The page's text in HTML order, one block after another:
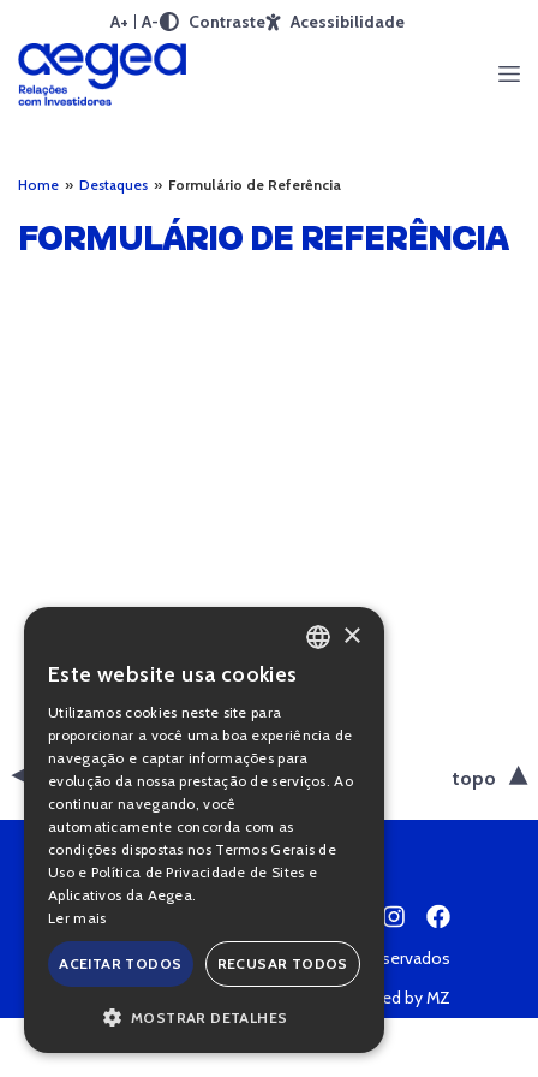
A+ A- Contraste Acessibilidade
Home » Destaques » Formulário de Referência
FORMULÁRIO DE REFERÊNCIA
voltar topo
Copyright © 2022 • Todos os direitos reservados
Powered by MZ
PORTUGUESE
×
Este website usa cookies
Utilizamos cookies neste site para
proporcionar a você uma boa experiência de
navegação e captar informações para
evolução da nossa prestação de serviços. Ao
continuar navegando, você
automaticamente concorda com as
condições dispostas nos Termos Gerais de
Uso e Política de Privacidade de Sites e
Aplicativos da Aegea.
Ler mais
ACEITAR TODOS RECUSAR TODOS
MOSTRAR DETALHES